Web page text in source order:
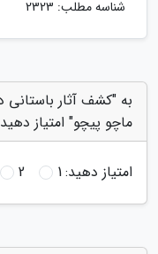
شناسه مطلب: 2323
ماچو پیچو" امتیاز دهید
امتیاز دهید:1
2